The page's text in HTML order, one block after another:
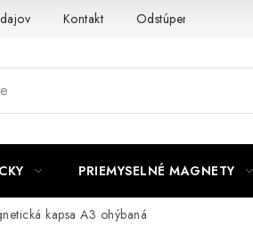
Kontakt Odstúpenie od zmluvy
PRIEMYSELNÉ MAGNETY
kapsa A3 ohýbaná